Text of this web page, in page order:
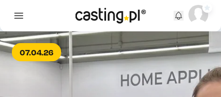
Open main menu
07.04.26